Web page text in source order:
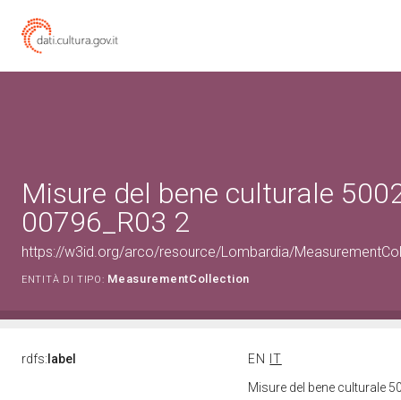
Misure del bene culturale
00796_R03 2
https://w3id.org/arco/resource/Lombardia/
ENTITÀ DI TIPO: MeasurementCollection
rdfs: label EN
IT
Misure del bene culturale